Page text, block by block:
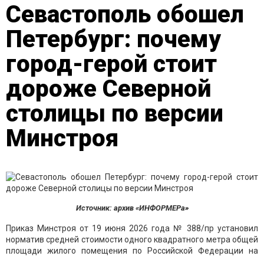
Севастополь обошел
Петербург: почему
город-герой стоит
дороже Северной
столицы по версии
Минстроя
Источник: архив «ИНФОРМЕРа»
Приказ Минстроя от 19 июня 2026 года № 388/пр установил
норматив средней стоимости одного квадратного метра общей
площади жилого помещения по Российской Федерации на